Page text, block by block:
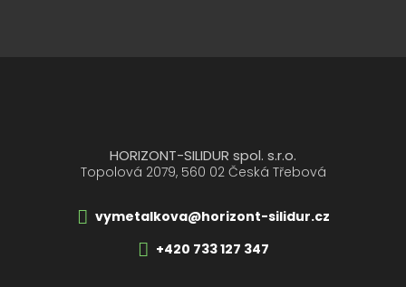
HORIZONT-SILIDUR spol. s.r.o.
Topolová 2079, 560 02 Česká Třebová
vymetalkova@horizont-silidur.cz
+420 733 127 347